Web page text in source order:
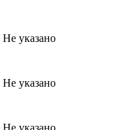
Не указано
Не указано
Не указано